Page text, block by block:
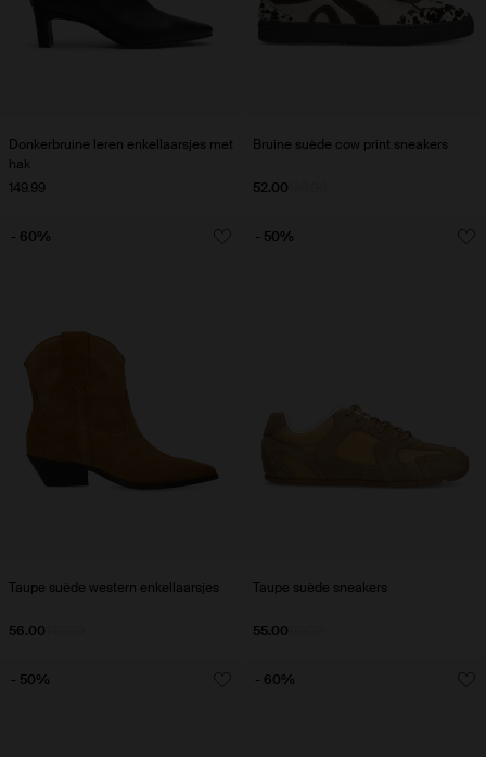
Donkerbruine leren enkellaarsjes met
hak
149.99
Bruine suède cow print sneakers
52.00
Taupe suède western enkellaarsjes
56.00
- 60%
Taupe suède sneakers
55.00
- 50%
- 50% - 60%